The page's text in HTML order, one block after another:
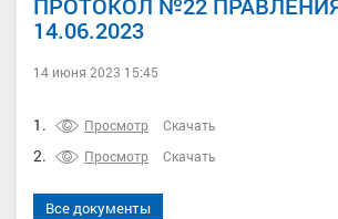
14.06.2023
14 июня 2023 15:45
1. Просмотр Скачать
2. Просмотр Скачать
Все документы